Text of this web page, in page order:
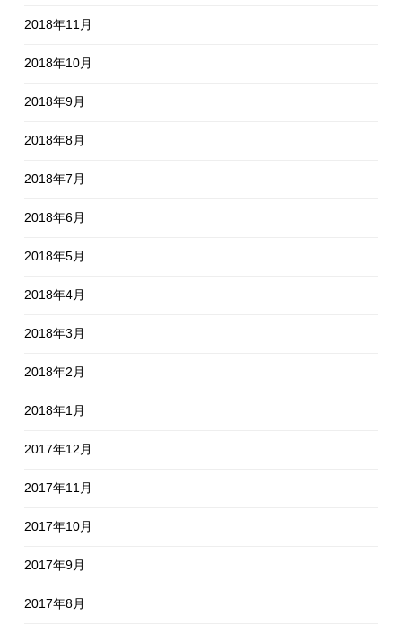
2018年11月
2018年10月
2018年9月
2018年8月
2018年7月
2018年6月
2018年5月
2018年4月
2018年3月
2018年2月
2018年1月
2017年12月
2017年11月
2017年10月
2017年9月
2017年8月